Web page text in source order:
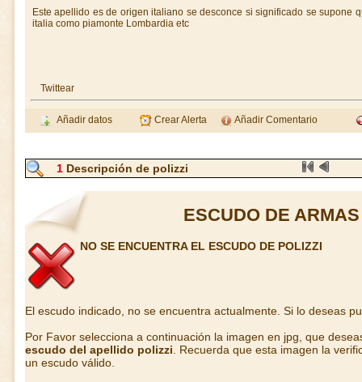
Este apellido es de origen italiano se desconce si significado se supone
italia como piamonte Lombardia etc
Twittear
Añadir datos Crear Alerta Añadir Comentario
1 Descripción de polizzi
ESCUDO DE
NO SE ENCUENTRA EL ESCUDO DE POLIZZI
El escudo indicado, no se encuentra actualmente. Si lo deseas
Por Favor selecciona a continuación la imagen en jpg, que
escudo del apellido polizzi . Recuerda que esta imagen la
un escudo válido.